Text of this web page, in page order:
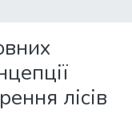
лісів